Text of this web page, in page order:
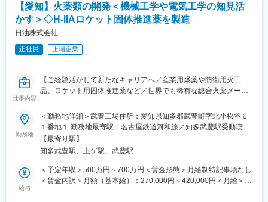
■キャリアパス：
基礎研修を受け、現場での実務を通じて経験を積みます。→独り
現場全体のマネジメントを行います。
当社は風通しの良い職場環境を提供しており、社員一人ひとりが
スキルを磨き、成長できる体制を整えています。資格取得も会社
技士などの資格取得を支援します。業務状況により時間外勤務が
発生することもありますが、仕事の進行状況に応じて柔軟に対応
しています。
※平均残業時間16.5時間
■当社の魅力：
当社は信頼と実績を持つ企業であり、地域社会に貢献する仕事に
【愛知】火薬類の開発＜機械工学や電気工学の知見活
かす＞◇H-IIAロケット固体推進薬を製造
日油株式会社
正社員 上場企業
仕事内容
【ご経験活かして新たなキャリアへ／産業用爆薬や防衛用火工
品、ロケット用固体推進薬など／世界でも稀有な総合火薬メーカ
◆職務内容：
当社化薬事業部にて、研究開発業務をお任せします。ご経験やス
キル、ご希望に応じてお任せする製品を決定する予定です。
※製品開発を行う上で、CADのスキルが活かせます。化学知見が
ない方も歓迎です。
下記いずれかの業務を担当いただきます。
勤務地
＜勤務地詳細＞武豊工場住所：愛知県知多郡武豊町字北小松谷６
１番地１ 勤務地最寄駅：名古屋鉄道河和線／知多武豊駅受動喫煙
対策：屋内喫煙可能場所あり変更の範囲：会社の定める事業所
【最寄り駅】
知多武豊駅、上ゲ駅、武豊駅
給与
＜予定年収＞500万円～700万円＜賃金形態＞月給制特記事項なし
＜賃金内訳＞月額（基本給）：270,000円～420,000円＜月給＞